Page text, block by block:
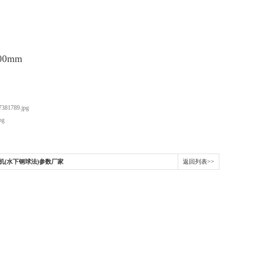
(水下钢球法)参数厂家 返回列表>>